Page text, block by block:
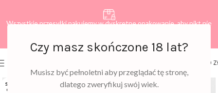
Czy masz skończone 18 lat?
Musisz być pełnoletni aby przeglądać tę stronę,
dlatego zweryfikuj swój wiek.
Wszystkie przesyłki pakujemy w dyskretne opakowanie, aby nikt nie
0,00
SOLD
OUT